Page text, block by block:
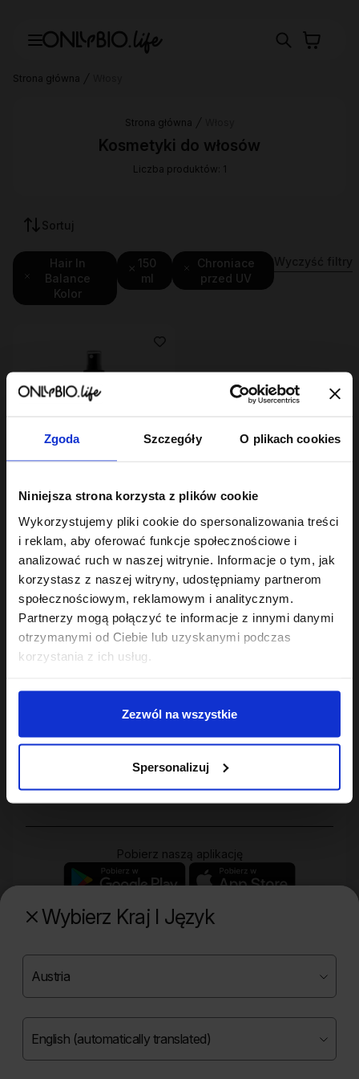
Zgoda Szczegóły O plikach cookies
Niniejsza strona korzysta z plików cookie
Wykorzystujemy pliki cookie do spersonalizowania treści
i reklam, aby oferować funkcje społecznościowe i
analizować ruch w naszej witrynie. Informacje o tym, jak
korzystasz z naszej witryny, udostępniamy partnerom
społecznościowym, reklamowym i analitycznym.
Partnerzy mogą połączyć te informacje z innymi danymi
otrzymanymi od Ciebie lub uzyskanymi podczas
korzystania z ich usług.
Zezwól na wszystkie
Spersonalizuj
Wybierz Kraj I Język
Strona główna
Strona główna
Kosmetyki do włosów
Liczba produktów: 1
Sortuj
Hair In
Balance
Kolor
150
ml
Chroniace
przed UV
Hair In Balance By ONLYBIO
Kolor Spray
termoochronny
ochrona przed UV 150
ml
23,99 zł
Najniższa cena z 30 dni przed
obniżką: 23,99 zł
Twoje konto
Zakupy
Pobierz naszą aplikację
Poznaj naszą drugą markę